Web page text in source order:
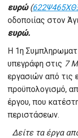
ευρώ(
οδοποιίας στον
ευρώ.
Η 1η
υπεγράφη στις 7
εργασιών από τις
προϋπολογισμό,
έργου, που
περιστάσεων.
Δείτε τα έργα